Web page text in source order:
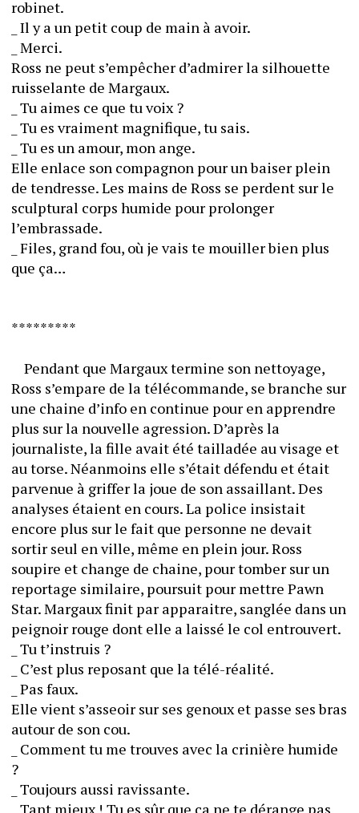
robinet.
_ Il y a un petit coup de main à avoir.
_ Merci.
Ross ne peut s’empêcher d’admirer la silhouette
ruisselante de Margaux.
_ Tu aimes ce que tu voix ?
_ Tu es vraiment magnifique, tu sais.
_ Tu es un amour, mon ange.
Elle enlace son compagnon pour un baiser plein
de tendresse. Les mains de Ross se perdent sur le
sculptural corps humide pour prolonger
_ Files, grand fou, où je vais te mouiller bien plus
que ça…
*********
	Pendant que Margaux termine son nettoyage,
Ross s’empare de la télécommande, se branche sur
une chaine d’info en continue pour en apprendre
plus sur la nouvelle agression. D’après la
journaliste, la fille avait été tailladée au visage et
au torse. Néanmoins elle s’était défendu et était
parvenue à griffer la joue de son assaillant. Des
analyses étaient en cours. La police insistait
encore plus sur le fait que personne ne devait
sortir seul en ville, même en plein jour. Ross
soupire et change de chaine, pour tomber sur un
reportage similaire, poursuit pour mettre Pawn
Star. Margaux finit par apparaitre, sanglée dans un
peignoir rouge dont elle a laissé le col entrouvert.
_ Tu t’instruis ?
_ C’est plus reposant que la télé-réalité.
_ Pas faux.
Elle vient s’asseoir sur ses genoux et passe ses bras
autour de son cou.
_ Comment tu me trouves avec la crinière humide
?
_ Toujours aussi ravissante.
_ Tant mieux ! Tu es sûr que ça ne te dérange pas